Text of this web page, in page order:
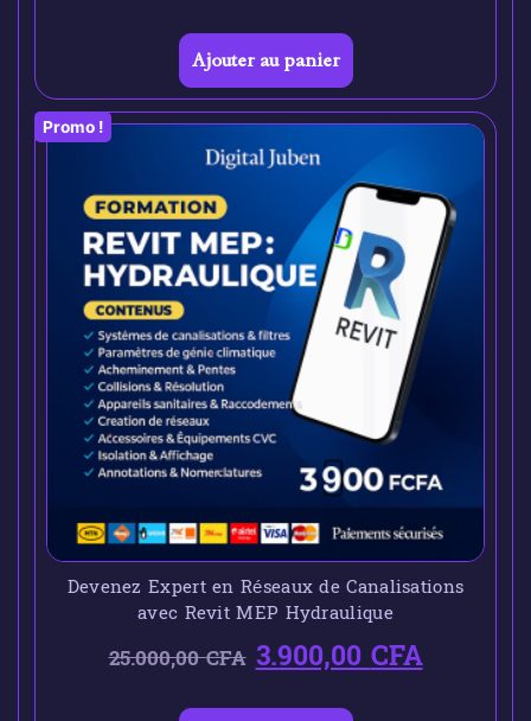
Ajouter au panier
Promo !
Devenez Expert en Réseaux de Canalisations
avec Revit MEP Hydraulique
25.000,00CFA 3.900,00CFA